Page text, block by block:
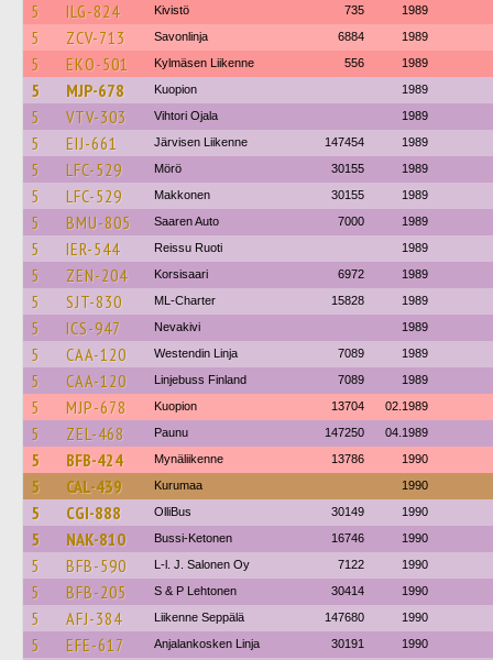
5 ILG-824 Kivistö 735 1989
5 ZCV-713 Savonlinja 6884 1989
5 EKO-501 Kylmäsen Liikenne 556 1989
5 MJP-678 Kuopion 1989
5 VTV-303 Vihtori Ojala 1989
5 EIJ-661 Järvisen Liikenne 147454 1989
5 LFC-529 Mörö 30155 1989
5 LFC-529 Makkonen 30155 1989
5 BMU-805 Saaren Auto 7000 1989
5 IER-544 Reissu Ruoti 1989
5 ZEN-204 Korsisaari 6972 1989
5 SJT-830 ML-Charter 15828 1989
5 ICS-947 Nevakivi 1989
5 CAA-120 Westendin Linja 7089 1989
5 CAA-120 Linjebuss Finland 7089 1989
5 MJP-678 Kuopion 13704 02.1989
5 ZEL-468 Paunu 147250 04.1989
5 BFB-424 Mynäliikenne 13786 1990
5 CAL-439 Kurumaa 1990
5 CGI-888 OlliBus 30149 1990
5 NAK-810 Bussi-Ketonen 16746 1990
5 BFB-590 L-l. J. Salonen Oy 7122 1990
5 BFB-205 S & P Lehtonen 30414 1990
5 AFJ-384 Liikenne Seppälä 147680 1990
5 EFE-617 Anjalankosken Linja 30191 1990